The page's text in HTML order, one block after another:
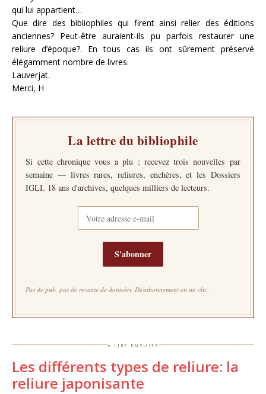
qui lui appartient…
Que dire des bibliophiles qui firent ainsi relier des éditions
anciennes? Peut-être auraient-ils pu parfois restaurer une
reliure d’époque?. En tous cas ils ont sûrement préservé
élégamment nombre de livres.
Lauverjat.
Merci, H
La lettre du bibliophile
Si cette chronique vous a plu : recevez trois nouvelles par
semaine — livres rares, reliures, enchères, et les Dossiers
IGLI. 18 ans d'archives, quelques milliers de lecteurs.
S'abonner
Pas de pub, pas de revente de données. Désabonnement en un clic.
à lire ensuite
Les différents types de reliure: la
reliure japonisante